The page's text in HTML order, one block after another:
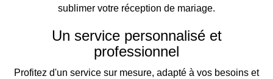
sublimer votre réception de mariage.
Un service personnalisé et
professionnel
Profitez d'un service sur mesure, adapté à vos besoins et